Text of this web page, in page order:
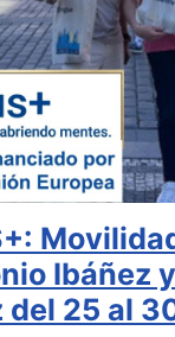
Ibáñez
del 25 al